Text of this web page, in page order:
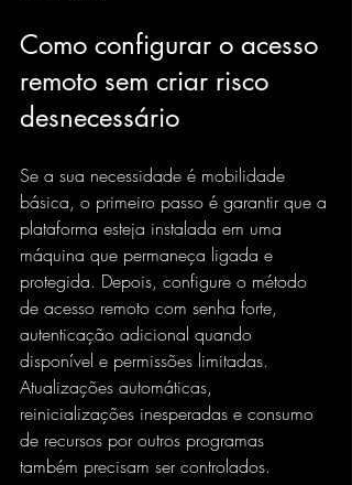
Como configurar o acesso
remoto sem criar risco
desnecessário
Se a sua necessidade é mobilidade
básica, o primeiro passo é garantir que a
plataforma esteja instalada em uma
máquina que permaneça ligada e
protegida. Depois, configure o método
de acesso remoto com senha forte,
autenticação adicional quando
disponível e permissões limitadas.
Atualizações automáticas,
reinicializações inesperadas e consumo
de recursos por outros programas
também precisam ser controlados.